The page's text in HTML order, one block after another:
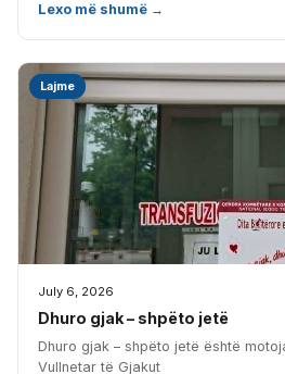
Lexo më shumë →
Lajme
July 6, 2026
Dhuro gjak – shpëto jetë
Dhuro gjak – shpëto jetë është
Vullnetar të Gjakut